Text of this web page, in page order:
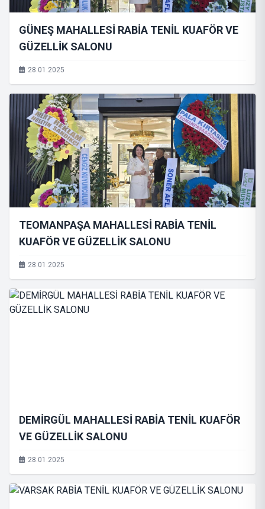
GÜNEŞ MAHALLESİ RABİA TENİL KUAFÖR VE
GÜZELLİK SALONU
28.01.2025
TEOMANPAŞA MAHALLESİ RABİA TENİL
KUAFÖR VE GÜZELLİK SALONU
28.01.2025
DEMİRGÜL MAHALLESİ RABİA TENİL KUAFÖR
VE GÜZELLİK SALONU
28.01.2025